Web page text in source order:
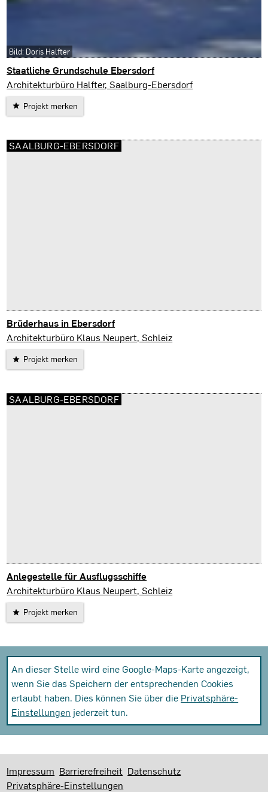
Staatliche Grundschule Ebersdorf
Saalburg-Ebersdorf
Architekturbüro Halfter, Saalburg-Ebersdorf
Projekt merken
Bild: Doris Halfter
Brüderhaus in Ebersdorf
Saalburg-Ebersdorf
Architekturbüro Klaus Neupert, Schleiz
Projekt merken
SAALBURG-EBERSDORF
Anlegestelle für Ausflugsschiffe
Saalburg-Ebersdorf
Architekturbüro Klaus Neupert, Schleiz
Projekt merken
SAALBURG-EBERSDORF
UNTERSTÜTZER / PARTNER ARCHITEKTURFÜHRER THÜRINGEN
An dieser Stelle wird eine Google-Maps-Karte angezeigt,
wenn Sie das Speichern der entsprechenden Cookies
erlaubt haben. Dies können Sie über die Privatsphäre-
Einstellungen jederzeit tun.
Impressum Barrierefreiheit Datenschutz
Privatsphäre-Einstellungen